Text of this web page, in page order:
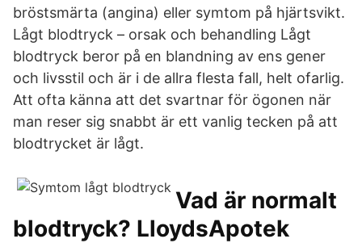
bröstsmärta (angina) eller symtom på hjärtsvikt.
Lågt blodtryck – orsak och behandling Lågt
blodtryck beror på en blandning av ens gener
och livsstil och är i de allra flesta fall, helt ofarlig.
Att ofta känna att det svartnar för ögonen när
man reser sig snabbt är ett vanlig tecken på att
blodtrycket är lågt.
Vad är normalt
blodtryck? LloydsApotek